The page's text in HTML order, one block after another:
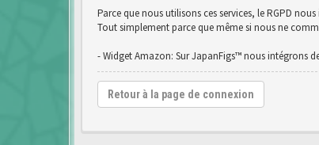
Parce que nous utilisons ces services, le RGPD
Tout simplement parce que même si nous ne
- Widget Amazon: Sur JapanFigs™ nous intégrons
Retour à la page de connexion